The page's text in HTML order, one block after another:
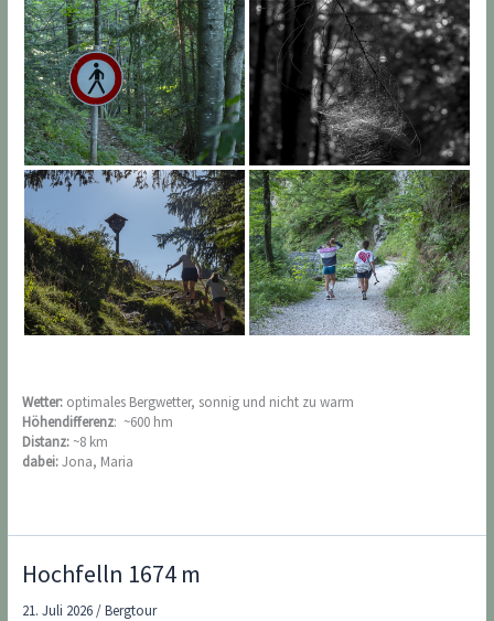
Wetter: optimales Bergwetter, sonnig und nicht zu warm
Höhendifferenz: ~600 hm
Distanz: ~8 km
dabei:Jona, Maria
Hochfelln 1674 m
21. Juli 2026/Bergtour